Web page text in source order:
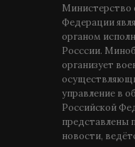
Министерство
Федерации
органом
Росссии.
организует
управление в
Российской
представлены
новости,